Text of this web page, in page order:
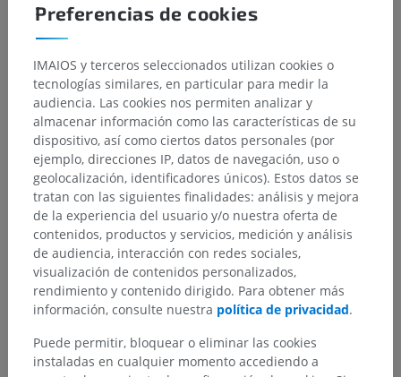
Preferencias de cookies
IMAIOS y terceros seleccionados utilizan cookies o
tecnologías similares, en particular para medir la
audiencia. Las cookies nos permiten analizar y
almacenar información como las características de su
dispositivo, así como ciertos datos personales (por
ejemplo, direcciones IP, datos de navegación, uso o
geolocalización, identificadores únicos). Estos datos se
tratan con las siguientes finalidades: análisis y mejora
de la experiencia del usuario y/o nuestra oferta de
contenidos, productos y servicios, medición y análisis
de audiencia, interacción con redes sociales,
visualización de contenidos personalizados,
rendimiento y contenido dirigido. Para obtener más
información, consulte nuestra política de privacidad.
Puede permitir, bloquear o eliminar las cookies
instaladas en cualquier momento accediendo a